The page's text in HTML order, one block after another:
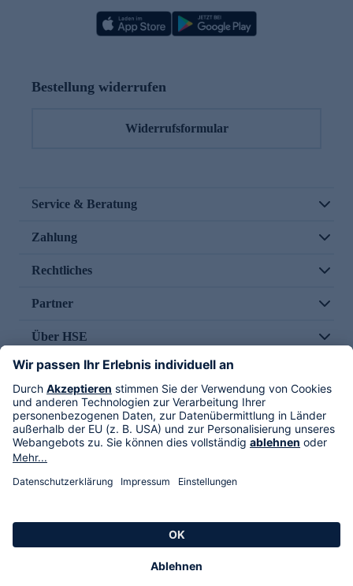
Bestellung widerrufen
Widerrufsformular
Service & Beratung
Zahlung
Rechtliches
Partner
Über HSE
Im TV
HSE International